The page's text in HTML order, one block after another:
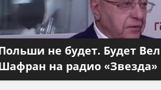
Польши не будет. Будет
Шафран на радио «Звезда»